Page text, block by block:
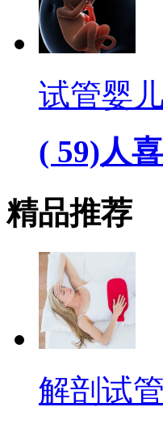
试管婴
( 59)人
精品推荐
解剖试